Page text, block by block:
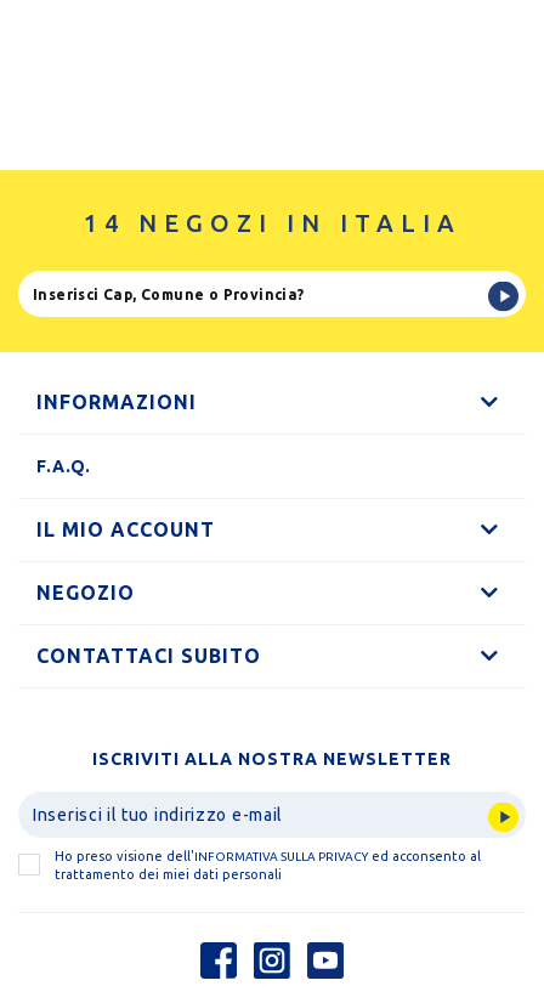
14 NEGOZI IN ITALIA
INFORMAZIONI
F.A.Q.
IL MIO ACCOUNT
NEGOZIO
CONTATTACI SUBITO
ISCRIVITI ALLA NOSTRA NEWSLETTER
Ho preso visione dell' INFORMATIVA SULLA PRIVACYed acconsento al
trattamento dei miei dati personali